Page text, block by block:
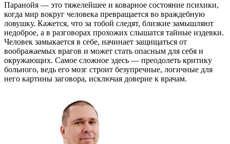
Паранойя — это тяжелейшее и коварное состояние психики,
когда мир вокруг человека превращается во враждебную
ловушку. Кажется, что за тобой следят, близкие замышляют
недоброе, а в разговорах прохожих слышатся тайные издевки.
Человек замыкается в себе, начинает защищаться от
воображаемых врагов и может стать опасным для себя и
окружающих. Самое сложное здесь — преодолеть критику
больного, ведь его мозг строит безупречные, логичные для
него картины заговора, исключая доверие к врачам.